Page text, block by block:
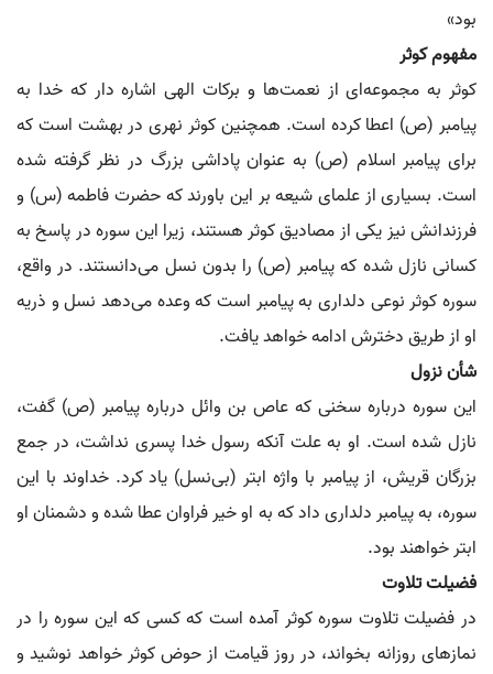
بود»
مفهوم کوثر
کوثر به مجموعه‌ای از نعمت‌ها و برکات الهی اشاره دار که خدا به
پیامبر (ص) اعطا کرده است. همچنین کوثر نهری در بهشت است که
برای پیامبر اسلام (ص) به عنوان پاداشی بزرگ در نظر گرفته شده
است. بسیاری از علمای شیعه بر این باورند که حضرت فاطمه (س) و
فرزندانش نیز یکی از مصادیق کوثر هستند، زیرا این سوره در پاسخ به
کسانی نازل شده که پیامبر (ص) را بدون نسل می‌دانستند. در واقع،
سوره کوثر نوعی دلداری به پیامبر است که وعده می‌دهد نسل و ذریه
او از طریق دخترش ادامه خواهد یافت.
شأن نزول
این سوره درباره سخنی که عاص بن وائل درباره پیامبر (ص) گفت،
نازل شده است. او به علت آنکه رسول خدا پسری نداشت، در جمع
بزرگان قریش، از پیامبر با واژه ابتر (بی‌نسل) یاد کرد. خداوند با این
سوره، به پیامبر دلداری داد که به او خیر فراوان عطا شده و دشمنان او
ابتر خواهند بود.
فضیلت تلاوت
در فضیلت تلاوت سوره کوثر آمده است که کسی که این سوره را در
نمازهای روزانه بخواند، در روز قیامت از حوض کوثر خواهد نوشید و